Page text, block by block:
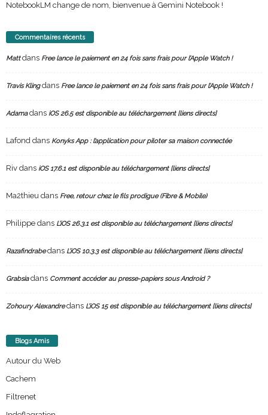
NotebookLM change de nom, bienvenue à Gemini Notebook !
Commentaires récents
Mattdans Free lance le paiement en 24 fois sans frais pour l’Apple Watch !
Travis Klingdans Free lance le paiement en 24 fois sans frais pour l’Apple Watch !
Adamadans iOS 26.5 est disponible au téléchargement [liens directs]
Lafond dans Konyks App : l’application pour piloter sa maison connectée
Riv dans iOS 17.6.1 est disponible au téléchargement [liens directs]
Ma2thieu dans Free, retour chez le fils prodigue (Fibre & Mobile)
Philippe dans L’iOS 26.3.1 est disponible au téléchargement [liens directs]
Razafindrabedans L’iOS 10.3.3 est disponible au téléchargement [liens directs]
Grabsiadans Comment accéder au presse-papiers sous Android ?
Zohoury Alexandredans L’iOS 15 est disponible au téléchargement [liens directs]
Blogs Amis
Autour du Web
Cachem
Filtrenet